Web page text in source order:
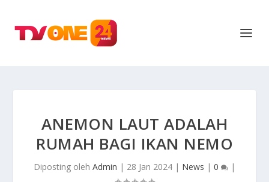
ANEMON LAUT ADALAH
RUMAH BAGI IKAN NEMO
Diposting oleh Admin | 28 Jan 2024 | News | 0 |